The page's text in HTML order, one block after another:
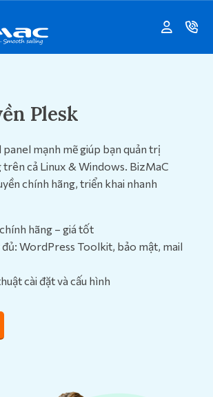
Plesk
mạnh mẽ giúp bạn quản trị
trên cả Linux & Windows. BizMaC
chính hãng, triển khai nhanh
hãng – giá tốt
WordPress Toolkit, bảo mật, mail
cài đặt và cấu hình